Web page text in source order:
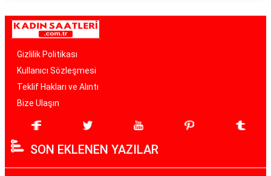
Gizlilik Politikası
Kullanıcı Sözleşmesi
Teklif Hakları ve Alıntı
Bize Ulaşın
SON EKLENEN YAZILAR